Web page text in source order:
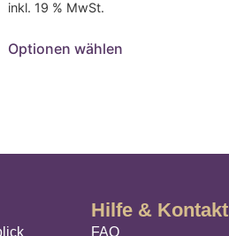
inkl. 19 % MwSt.
Optionen wählen
Hilfe & Kontakt
FAQ